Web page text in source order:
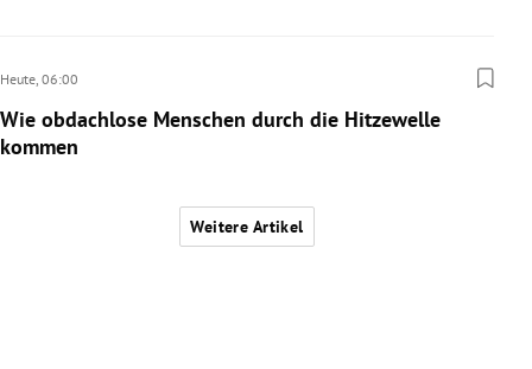
Heute, 06:00
Wie obdachlose Menschen durch die Hitzewelle
kommen
Weitere Artikel